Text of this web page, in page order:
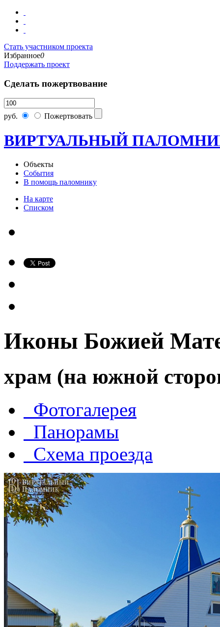
Стать участником проекта
Избранное0
Поддержать проект
Сделать пожертвование
руб. Пожертвовать
ВИРТУАЛЬНЫЙ
Объекты
События
В помощь паломнику
На карте
Списком
Иконы Божией
храм (на южной
Фотогалерея
Панорамы
Схема проезда